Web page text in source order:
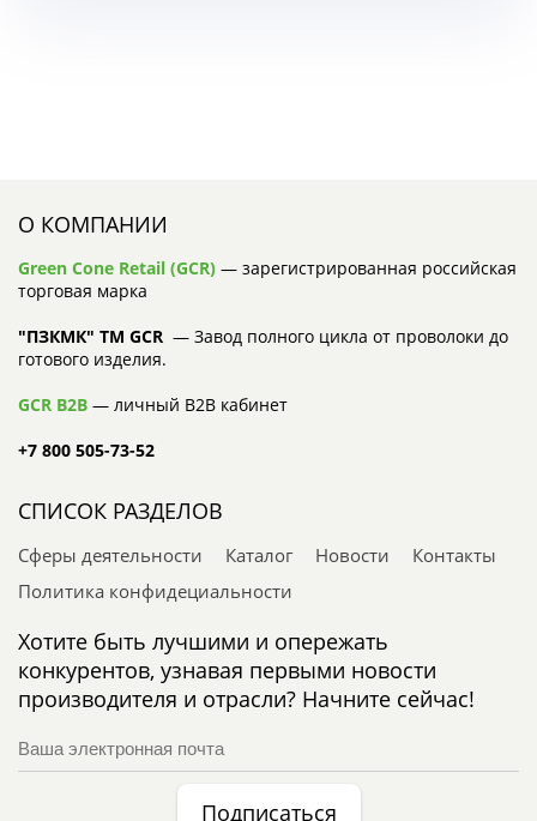
О КОМПАНИИ
Green Cone Retail (GCR) — зарегистрированная российская
торговая марка
"ПЗКМК" TM GCR — Завод полного цикла от проволоки до
готового изделия.
GCR B2B — личный B2B кабинет
+7 800 505-73-52
СПИСОК РАЗДЕЛОВ
Сферы деятельности Каталог Новости
Контакты
Политика конфидециальности
Хотите быть лучшими и опережать
конкурентов, узнавая первыми новости
производителя и отрасли? Начните сейчас!
Подписаться